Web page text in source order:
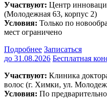
Участвуют: Центр
(Молодежная 63, корпус 2)
Условия: Только по
мест ограничено
Подробнее Записаться
до 31.08.2026 Бесплатная
Участвуют: Клиника
волос (г. Химки, ул.
Условия: По